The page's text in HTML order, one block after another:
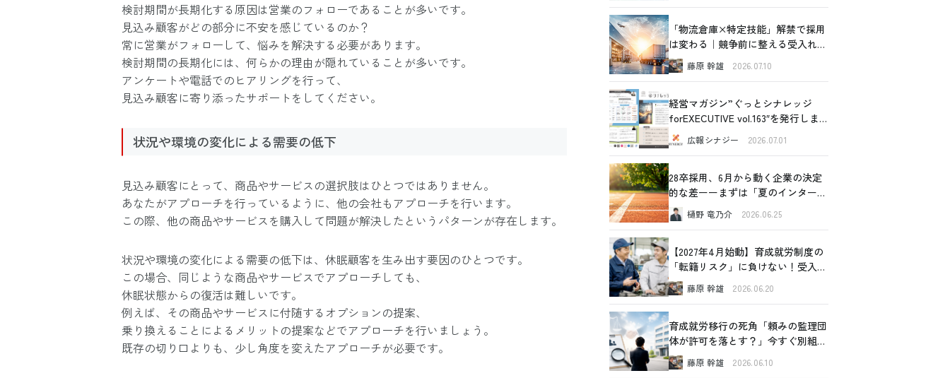
検討期間が長期化する原因は営業のフォローであることが多いです。
見込み顧客がどの部分に不安を感じているのか？
常に営業がフォローして、悩みを解決する必要があります。
検討期間の長期化には、何らかの理由が隠れていることが多いです。
アンケートや電話でのヒアリングを行って、
見込み顧客に寄り添ったサポートをしてください。
状況や環境の変化による需要の低下
見込み顧客にとって、商品やサービスの選択肢はひとつではありません。
あなたがアプローチを行っているように、他の会社もアプローチを行います。
この際、他の商品やサービスを購入して問題が解決したというパターンが存在します。
状況や環境の変化による需要の低下は、休眠顧客を生み出す要因のひとつです。
この場合、同じような商品やサービスでアプローチしても、
休眠状態からの復活は難しいです。
例えば、その商品やサービスに付随するオプションの提案、
乗り換えることによるメリットの提案などでアプローチを行いましょう。
既存の切り口よりも、少し角度を変えたアプローチが必要です。
「物流倉庫×特定技能」解禁で採用
は変わる｜競争前に整える受入れ設
計の全体像
藤原 幹雄 2026.07.10
経営マガジン”ぐっとシナレッジ
forEXECUTIVE vol.163″を発行しま
した！広報シナジー 2026.07.01
28卒採用、6月から動く企業の決定
的な差ーーまずは「夏のインターン
シップ」から始めてみませんか
樋野 竜乃介 2026.06.25
【2027年4月始動】育成就労制度の
「転籍リスク」に負けない！受入企
業が今すぐできるリアルな対策
藤原 幹雄 2026.06.20
育成就労移行の死角「頼みの監理団
体が許可を落とす？」今すぐ別組織
の内部事情に切り込むべき理由と、
確認すべき4つの重要ポイント
藤原 幹雄 2026.06.10